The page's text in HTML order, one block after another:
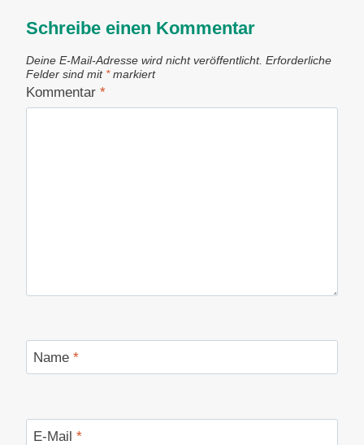
Schreibe einen Kommentar
Deine E-Mail-Adresse wird nicht veröffentlicht. Erforderliche
Felder sind mit *markiert
Kommentar *
Name *
E-Mail *